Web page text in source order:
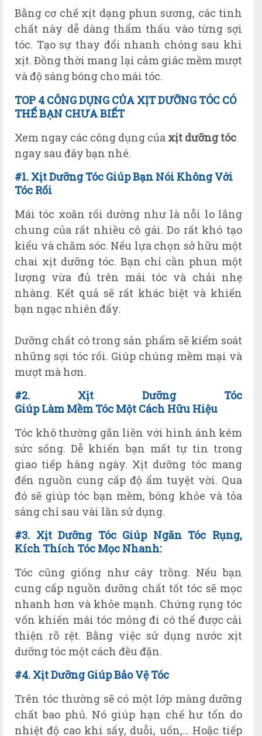
Bằng cơ chế xịt dạng phun sương, các tinh
chất này dễ dàng thẩm thấu vào từng sợi
tóc. Tạo sự thay đổi nhanh chóng sau khi
xịt. Đồng thời mang lại cảm giác mềm mượt
và độ sáng bóng cho mái tóc.
TOP 4 CÔNG DỤNG CỦA XỊT DƯỠNG TÓC CÓ
THỂ BẠN CHƯA BIẾT
Xem ngay các công dụng của xịt dưỡng tóc
ngay sau đây bạn nhé.
#1. Xịt Dưỡng Tóc Giúp Bạn Nói Không Với
Tóc Rối
Mái tóc xoăn rối dường như là nỗi lo lắng
chung của rất nhiều cô gái. Do rất khó tạo
kiểu và chăm sóc. Nếu lựa chọn sở hữu một
chai xịt dưỡng tóc. Bạn chỉ cần phun một
lượng vừa đủ trên mái tóc và chải nhẹ
nhàng. Kết quả sẽ rất khác biệt và khiến
bạn ngạc nhiên đấy.
Dưỡng chất có trong sản phẩm sẽ kiểm soát
những sợi tóc rối. Giúp chúng mềm mại và
mượt mà hơn.
#2. XịtDưỡng Tóc
GiúpLàm Mềm Tóc MộtCách Hữu Hiệu
Tóc khô thường gắn liền với hình ảnh kém
sức sống. Dễ khiến bạn mất tự tin trong
giao tiếp hàng ngày. Xịt dưỡng tóc mang
đến nguồn cung cấp độ ẩm tuyệt vời. Qua
đó sẽ giúp tóc bạn mềm, bóng khỏe và tỏa
sáng chỉ sau vài lần sử dụng.
#3. Xịt Dưỡng Tóc Giúp Ngăn Tóc Rụng,
Kích Thích Tóc Mọc Nhanh:
Tóc cũng giống như cây trồng. Nếu bạn
cung cấp nguồn dưỡng chất tốt tóc sẽ mọc
nhanh hơn và khỏe mạnh. Chứng rụng tóc
vốn khiến mái tóc mỏng đi có thể được cải
thiện rõ rệt. Bằng việc sử dụng nước xịt
dưỡng tóc một cách đều đặn.
#4. XịtDưỡng GiúpBảoVệTóc
Trên tóc thường sẽ có một lớp màng dưỡng
chất bao phủ. Nó giúp hạn chế hư tổn do
nhiệt độ cao khi sấy, duỗi, uốn,… Hoặc tiếp